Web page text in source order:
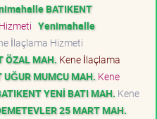
BATIKENT
Yenimahalle
İlaçlama Hizmeti
ÖZAL MAH. Kene İlaçlama
MUMCU MAH. Kene
YENİ BATI MAH. Kene
25 MART MAH.